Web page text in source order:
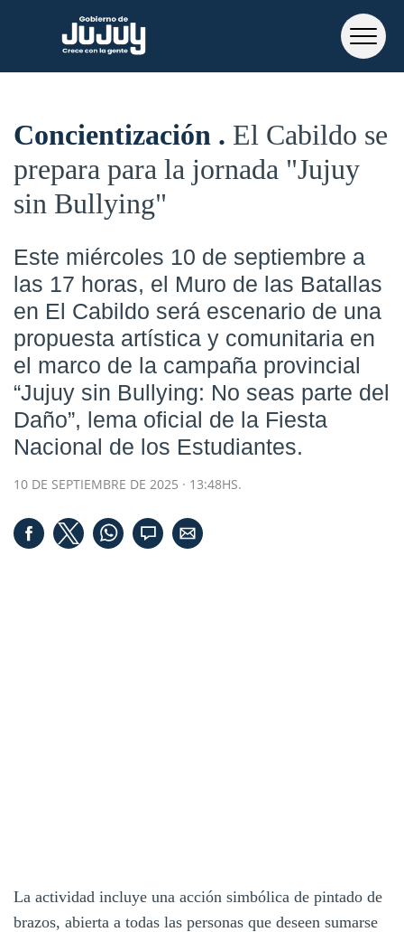
Concientización
El Cabildo se
prepara para la jornada "Jujuy
sin Bullying"
Este miércoles 10 de septiembre a
las 17 horas, el Muro de las Batallas
en El Cabildo será escenario de una
propuesta artística y comunitaria en
el marco de la campaña provincial
“Jujuy sin Bullying: No seas parte del
Daño”, lema oficial de la Fiesta
Nacional de los Estudiantes.
10 DE SEPTIEMBRE DE 2025 · 13:48HS.
La actividad incluye una acción simbólica de pintado de
brazos, abierta a todas las personas que deseen sumarse